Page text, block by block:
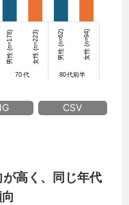
CSV
高く、同じ年代